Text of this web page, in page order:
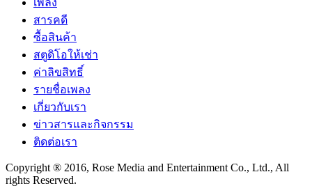
สารคดี
ซื้อสินค้า
สตูดิโอให้เช่า
ค่าลิขสิทธิ์
รายชื่อเพลง
เกี่ยวกับเรา
ข่าวสารและกิจกรรม
ติดต่อเรา
Copyright ® 2016, Rose Media and Entertainment Co., Ltd., All
rights Reserved.